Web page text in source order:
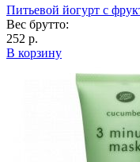
Питьевой йогурт с
Вес брутто:
252 р.
В корзину